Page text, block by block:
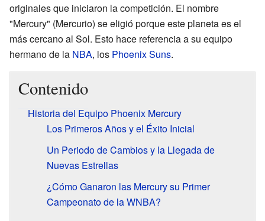
originales que iniciaron la competición. El nombre
"Mercury" (Mercurio) se eligió porque este planeta es el
más cercano al Sol. Esto hace referencia a su equipo
hermano de la NBA, los Phoenix Suns.
Contenido
Historia del Equipo Phoenix Mercury
Los Primeros Años y el Éxito Inicial
Un Periodo de Cambios y la Llegada de
Nuevas Estrellas
¿Cómo Ganaron las Mercury su Primer
Campeonato de la WNBA?